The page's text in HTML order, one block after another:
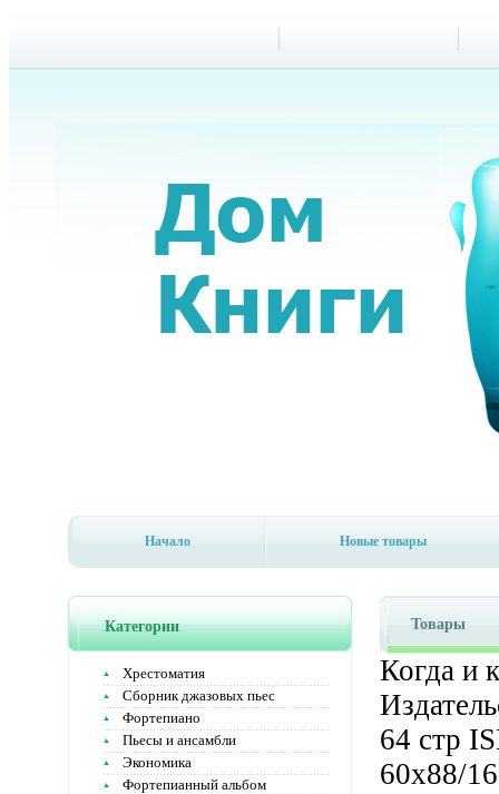
Начало Новые товары
Категории
Хрестоматия
Сборник джазовых пьес
Фортепиано
Пьесы и ансамбли
Экономика
Фортепианный альбом
Товары
Когда и
64 стр
60x88/